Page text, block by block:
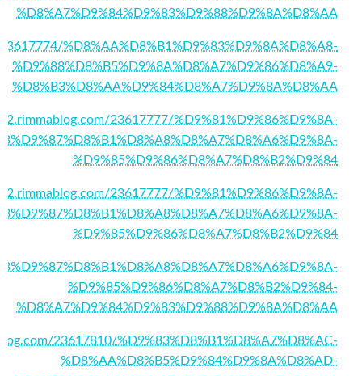
%D8%A7%D9%84%D9%83%D9%88%D9%8A%D8%AA
%D8%AA%D8%B1%D9%83%D9%8A%D8%A8-
%D9%88%D8%B5%D9%8A%D8%A7%D9%86%D8%A9-
%D8%B3%D8%AA%D9%84%D8%A7%D9%8A%D8%AA
23617777/%D9%81%D9%86%D9%8A-
%D9%85%D9%86%D8%A7%D8%B2%D9%84
23617777/%D9%81%D9%86%D9%8A-
%D9%85%D9%86%D8%A7%D8%B2%D9%84
%D9%85%D9%86%D8%A7%D8%B2%D9%84-
%D8%A7%D9%84%D9%83%D9%88%D9%8A%D8%AA
23617810/%D9%83%D8%B1%D8%A7%D8%AC-
%D8%AA%D8%B5%D9%84%D9%8A%D8%AD-